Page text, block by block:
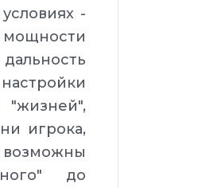
-
мощности
"жизней",
игрока,
возможны
до